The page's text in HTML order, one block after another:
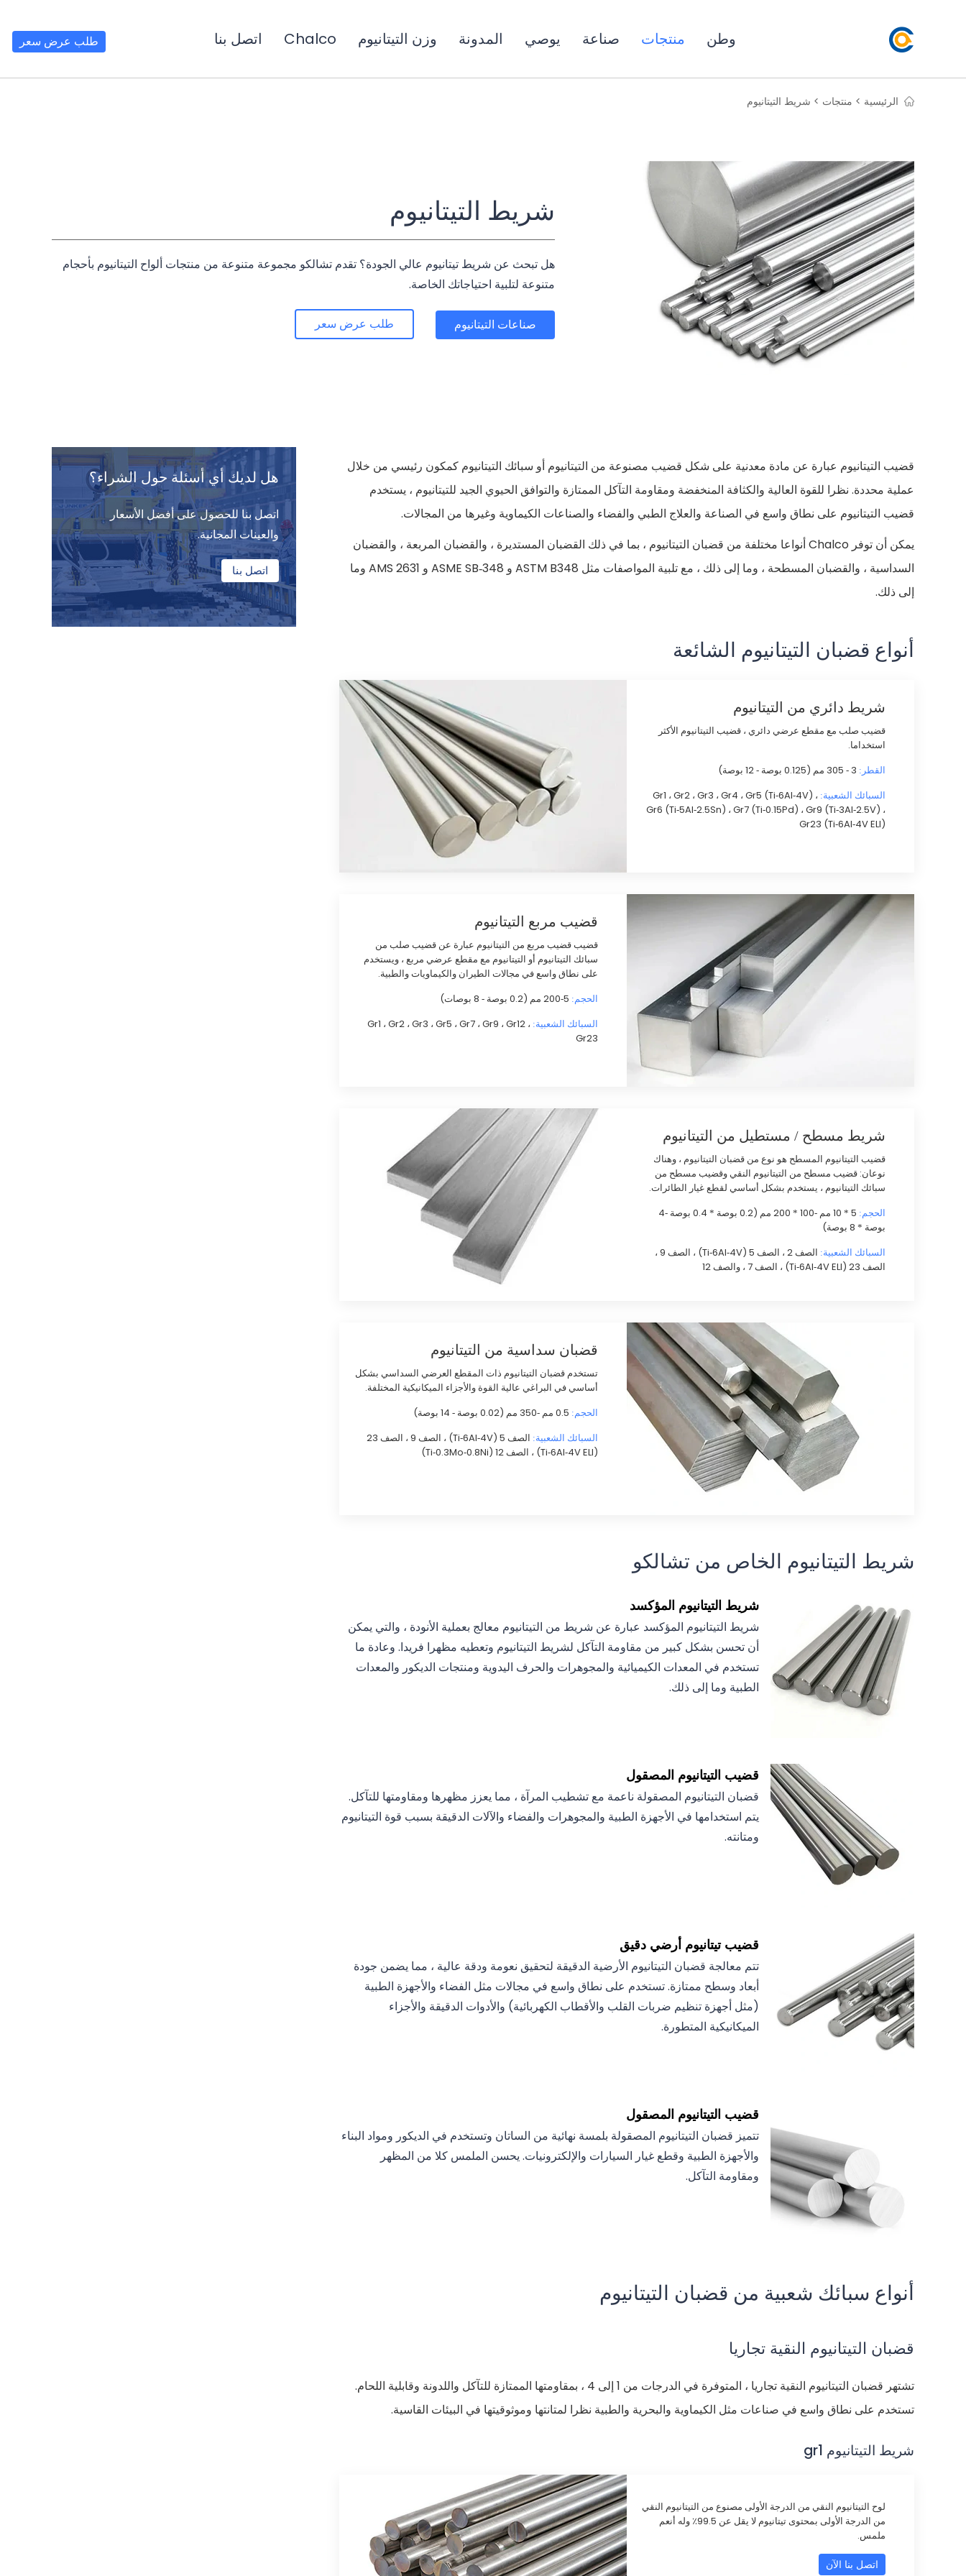
وطن منتجات صناعة يوصي المدونة وزن التيتانيوم Chalco اتصل بنا طلب عرض سعر
الرئيسية > منتجات > شريط التيتانيوم
شريط التيتانيوم
هل تبحث عن شريط تيتانيوم عالي الجودة؟ تقدم تشالكو مجموعة متنوعة من منتجات ألواح التيتانيوم بأحجام
متنوعة لتلبية احتياجاتك الخاصة.
صناعات التيتانيوم طلب عرض سعر
قضيب التيتانيوم عبارة عن مادة معدنية على شكل قضيب مصنوعة من التيتانيوم أو سبائك التيتانيوم كمكون رئيسي من خلال
عملية محددة. نظرا للقوة العالية والكثافة المنخفضة ومقاومة التآكل الممتازة والتوافق الحيوي الجيد للتيتانيوم ، يستخدم
قضيب التيتانيوم على نطاق واسع في الصناعة والعلاج الطبي والفضاء والصناعات الكيماوية وغيرها من المجالات.
يمكن أن توفر Chalco أنواعا مختلفة من قضبان التيتانيوم ، بما في ذلك القضبان المستديرة ، والقضبان المربعة ، والقضبان
السداسية ، والقضبان المسطحة ، وما إلى ذلك ، مع تلبية المواصفات مثل ASTM B348 و ASME SB-348 و AMS 2631 وما
إلى ذلك.
أنواع قضبان التيتانيوم الشائعة
شريط دائري من التيتانيوم
قضيب صلب مع مقطع عرضي دائري ، قضيب التيتانيوم الأكثر
استخداما.
القطر: 3 - 305 مم (0.125 بوصة - 12 بوصة)
السبائك الشعبية: Gr1 ، Gr2 ، Gr3 ، Gr4 ، Gr5 (Ti-6Al-4V) ،
Gr6 (Ti-5Al-2.5Sn) ، Gr7 (Ti-0.15Pd) ، Gr9 (Ti-3Al-2.5V) ،
Gr23 (Ti-6Al-4V ELI)
قضيب مربع التيتانيوم
قضيب قضيب مربع من التيتانيوم عبارة عن قضيب صلب من
سبائك التيتانيوم أو التيتانيوم مع مقطع عرضي مربع ، ويستخدم
على نطاق واسع في مجالات الطيران والكيماويات والطبية.
الحجم: 5-200 مم (0.2 بوصة - 8 بوصات)
السبائك الشعبية: Gr1 ، Gr2 ، Gr3 ، Gr5 ، Gr7 ، Gr9 ، Gr12 ،
Gr23
شريط مسطح / مستطيل من التيتانيوم
قضيب التيتانيوم المسطح هو نوع من قضبان التيتانيوم ، وهناك
نوعان: قضيب مسطح من التيتانيوم النقي وقضيب مسطح من
سبائك التيتانيوم ، يستخدم بشكل أساسي لقطع غيار الطائرات.
الحجم:
5 * 10 مم -100 * 200 مم (0.2 بوصة * 0.4 بوصة -4
بوصة * 8 بوصة)
السبائك الشعبية:
الصف 2 ، الصف 5 (Ti-6Al-4V) ، الصف 9 ،
الصف 23 (Ti-6Al-4V ELI) ، الصف 7 ، والصف 12
قضبان سداسية من التيتانيوم
تستخدم قضبان التيتانيوم ذات المقطع العرضي السداسي بشكل
أساسي في البراغي عالية القوة والأجزاء الميكانيكية المختلفة.
الحجم: 0.5 مم -350 مم (0.02 بوصة - 14 بوصة)
السبائك الشعبية:
الصف 5 (Ti-6Al-4V) ، الصف 9 ، الصف 23
(Ti-6Al-4V ELI) ، الصف 12 (Ti-0.3Mo-0.8Ni)
شريط التيتانيوم الخاص من تشالكو
شريط التيتانيوم المؤكسد
شريط التيتانيوم المؤكسد عبارة عن شريط من التيتانيوم معالج بعملية الأنودة ، والتي يمكن
أن تحسن بشكل كبير من مقاومة التآكل لشريط التيتانيوم وتعطيه مظهرا فريدا. وعادة ما
تستخدم في المعدات الكيميائية والمجوهرات والحرف اليدوية ومنتجات الديكور والمعدات
الطبية وما إلى ذلك.
قضيب التيتانيوم المصقول
قضبان التيتانيوم المصقولة ناعمة مع تشطيب المرآة ، مما يعزز مظهرها ومقاومتها للتآكل.
يتم استخدامها في الأجهزة الطبية والمجوهرات والفضاء والآلات الدقيقة بسبب قوة التيتانيوم
ومتانته.
قضيب تيتانيوم أرضي دقيق
تتم معالجة قضبان التيتانيوم الأرضية الدقيقة لتحقيق نعومة ودقة عالية ، مما يضمن جودة
أبعاد وسطح ممتازة. تستخدم على نطاق واسع في مجالات مثل الفضاء والأجهزة الطبية
(مثل أجهزة تنظيم ضربات القلب والأقطاب الكهربائية) والأدوات الدقيقة والأجزاء
الميكانيكية المتطورة.
قضيب التيتانيوم المصقول
تتميز قضبان التيتانيوم المصقولة بلمسة نهائية من الساتان وتستخدم في الديكور ومواد البناء
والأجهزة الطبية وقطع غيار السيارات والإلكترونيات. يحسن الملمس كلا من المظهر
ومقاومة التآكل.
أنواع سبائك شعبية من قضبان التيتانيوم
قضبان التيتانيوم النقية تجاريا
تشتهر قضبان التيتانيوم النقية تجاريا ، المتوفرة في الدرجات من 1 إلى 4 ، بمقاومتها الممتازة للتآكل واللدونة وقابلية اللحام.
تستخدم على نطاق واسع في صناعات مثل الكيماوية والبحرية والطبية نظرا لمتانتها وموثوقيتها في البيئات القاسية.
شريط التيتانيوم gr1
لوح التيتانيوم النقي من الدرجة الأولى مصنوع من التيتانيوم النقي
من الدرجة الأولى بمحتوى تيتانيوم لا يقل عن 99.5٪ وله أنعم
ملمس.
اتصل بنا الآن
هل لديك أي أسئلة حول الشراء؟
اتصل بنا للحصول على أفضل الأسعار
والعينات المجانية.
اتصل بنا